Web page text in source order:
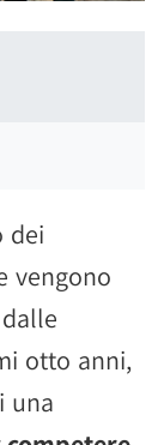
dei
vengono
otto anni,
una